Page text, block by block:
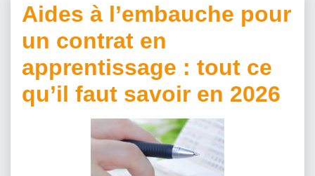
Aides à l’embauche pour
un contrat en
apprentissage : tout ce
qu’il faut savoir en 2026